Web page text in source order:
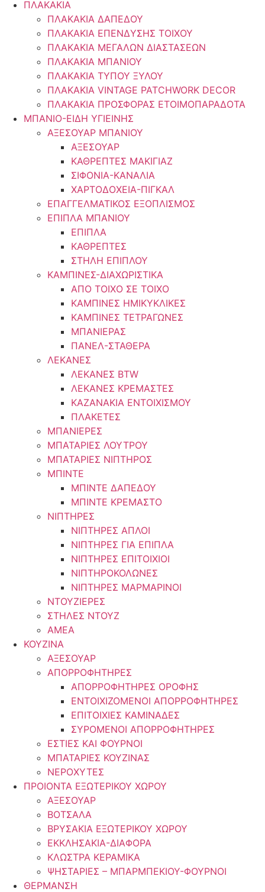
ΠΛΑΚΑΚΙΑ
ΠΛΑΚΑΚΙΑ ΔΑΠΕΔΟΥ
ΠΛΑΚΑΚΙΑ ΕΠΕΝΔΥΣΗΣ ΤΟΙΧΟΥ
ΠΛΑΚΑΚΙΑ ΜΕΓΑΛΩΝ ΔΙΑΣΤΑΣΕΩΝ
ΠΛΑΚΑΚΙΑ ΜΠΑΝΙΟΥ
ΠΛΑΚΑΚΙΑ ΤΥΠΟΥ ΞΥΛΟΥ
ΠΛΑΚΑΚΙΑ VINTAGE PATCHWORK DECOR
ΠΛΑΚΑΚΙΑ ΠΡΟΣΦΟΡΑΣ ΕΤΟΙΜΟΠΑΡΑΔΟΤΑ
ΜΠΑΝΙΟ-ΕΙΔΗ ΥΓΙΕΙΝΗΣ
ΑΞΕΣΟΥΑΡ ΜΠΑΝΙΟΥ
ΑΞΕΣΟΥΑΡ
ΚΑΘΡΕΠΤΕΣ ΜΑΚΙΓΙΑΖ
ΣΙΦΟΝΙΑ-ΚΑΝΑΛΙΑ
ΧΑΡΤΟΔΟΧΕΙΑ-ΠΙΓΚΑΛ
ΕΠΑΓΓΕΛΜΑΤΙΚΟΣ ΕΞΟΠΛΙΣΜΟΣ
ΕΠΙΠΛΑ ΜΠΑΝΙΟΥ
ΕΠΙΠΛΑ
ΚΑΘΡΕΠΤΕΣ
ΣΤΗΛΗ ΕΠΙΠΛΟΥ
ΚΑΜΠΙΝΕΣ-ΔΙΑΧΩΡΙΣΤΙΚΑ
ΑΠΟ ΤΟΙΧΟ ΣΕ ΤΟΙΧΟ
ΚΑΜΠΙΝΕΣ ΗΜΙΚΥΚΛΙΚΕΣ
ΚΑΜΠΙΝΕΣ ΤΕΤΡΑΓΩΝΕΣ
ΜΠΑΝΙΕΡΑΣ
ΠΑΝΕΛ-ΣΤΑΘΕΡΑ
ΛΕΚΑΝΕΣ
ΛΕΚΑΝΕΣ BTW
ΛΕΚΑΝΕΣ ΚΡΕΜΑΣΤΕΣ
ΚΑΖΑΝΑΚΙΑ ΕΝΤΟΙΧΙΣΜΟΥ
ΠΛΑΚΕΤΕΣ
ΜΠΑΝΙΕΡΕΣ
ΜΠΑΤΑΡΙΕΣ ΛΟΥΤΡΟΥ
ΜΠΑΤΑΡΙΕΣ ΝΙΠΤΗΡΟΣ
ΜΠΙΝΤΕ
ΜΠΙΝΤΕ ΔΑΠΕΔΟΥ
ΜΠΙΝΤΕ ΚΡΕΜΑΣΤΟ
ΝΙΠΤΗΡΕΣ
ΝΙΠΤΗΡΕΣ ΑΠΛΟΙ
ΝΙΠΤΗΡΕΣ ΓΙΑ ΕΠΙΠΛΑ
ΝΙΠΤΗΡΕΣ ΕΠΙΤΟΙΧΙΟΙ
ΝΙΠΤΗΡΟΚΟΛΩΝΕΣ
ΝΙΠΤΗΡΕΣ ΜΑΡΜΑΡΙΝΟΙ
ΝΤΟΥΖΙΕΡΕΣ
ΣΤΗΛΕΣ ΝΤΟΥΖ
ΑΜΕΑ
ΚΟΥΖΙΝΑ
ΑΞΕΣΟΥΑΡ
ΑΠΟΡΡΟΦΗΤΗΡΕΣ
ΑΠΟΡΡΟΦΗΤΗΡΕΣ ΟΡΟΦΗΣ
ΕΝΤΟΙΧΙΖΟΜΕΝΟΙ ΑΠΟΡΡΟΦΗΤΗΡΕΣ
ΕΠΙΤΟΙΧΙΕΣ ΚΑΜΙΝΑΔΕΣ
ΣΥΡΟΜΕΝΟΙ ΑΠΟΡΡΟΦΗΤΗΡΕΣ
ΕΣΤΙΕΣ ΚΑΙ ΦΟΥΡΝΟΙ
ΜΠΑΤΑΡΙΕΣ ΚΟΥΖΙΝΑΣ
ΝΕΡΟΧΥΤΕΣ
ΠΡΟΙΟΝΤΑ ΕΞΩΤΕΡΙΚΟΥ ΧΩΡΟΥ
ΑΞΕΣΟΥΑΡ
ΒΟΤΣΑΛΑ
ΒΡΥΣΑΚΙΑ ΕΞΩΤΕΡΙΚΟΥ ΧΩΡΟΥ
ΕΚΚΛΗΣΑΚΙΑ-ΔΙΑΦΟΡΑ
ΚΛΩΣΤΡΑ ΚΕΡΑΜΙΚΑ
ΨΗΣΤΑΡΙΕΣ – ΜΠΑΡΜΠΕΚΙΟΥ-ΦΟΥΡΝΟΙ
ΘΕΡΜΑΝΣΗ